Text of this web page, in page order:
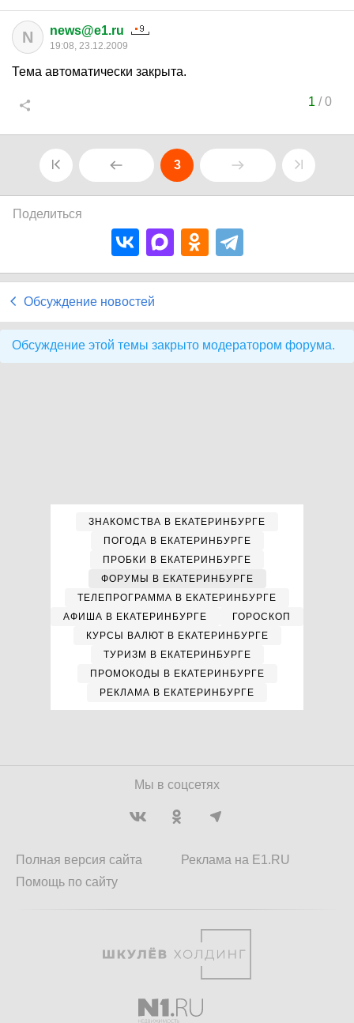
N news@e1.ru
19:08, 23.12.2009
Тема автоматически закрыта.
1 /0
3
Поделиться
Обсуждение новостей
Обсуждение этой темы закрыто модератором форума.
ЗНАКОМСТВА В ЕКАТЕРИНБУРГЕ
ПОГОДА В ЕКАТЕРИНБУРГЕ
ПРОБКИ В ЕКАТЕРИНБУРГЕ
ФОРУМЫ В ЕКАТЕРИНБУРГЕ
ТЕЛЕПРОГРАММА В ЕКАТЕРИНБУРГЕ
АФИША В ЕКАТЕРИНБУРГЕ
ГОРОСКОП
КУРСЫ ВАЛЮТ В ЕКАТЕРИНБУРГЕ
ТУРИЗМ В ЕКАТЕРИНБУРГЕ
ПРОМОКОДЫ В ЕКАТЕРИНБУРГЕ
РЕКЛАМА В ЕКАТЕРИНБУРГЕ
Мы в соцсетях
Полная версия сайта
Помощь по сайту
Реклама на E1.RU